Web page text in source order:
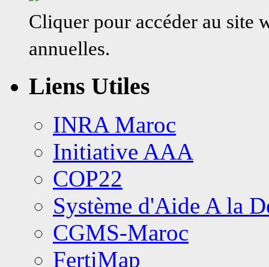
Cliquer pour accéder au site
annuelles.
Liens Utiles
INRA Maroc
Initiative AAA
COP22
Système d'Aide A la
CGMS-Maroc
FertiMap